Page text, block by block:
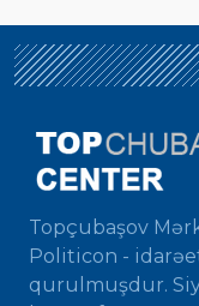
Topçubaşov
Politicon -
qurulmuşdur.